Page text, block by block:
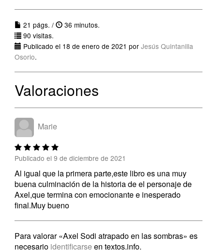
21 págs. /
36 minutos.
90 visitas.
Publicado el 18 de enero de 2021 por Jesús Quintanilla
Osorio.
Valoraciones
Marie
Publicado el 9 de diciembre de 2021
Al igual que la primera parte,este libro es una muy
buena culminación de la historia de el personaje de
Axel,que termina con emocionante e inesperado
final.Muy bueno
Para valorar «Axel Sodi atrapado en las sombras» es
necesario identificarse en textos.info.